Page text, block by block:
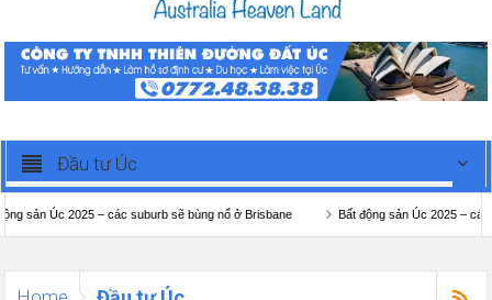
Đầu tư Úc
Úc 2025 – các suburb sẽ bùng nổ ở Brisbane Bất động sản Úc 2025 – các